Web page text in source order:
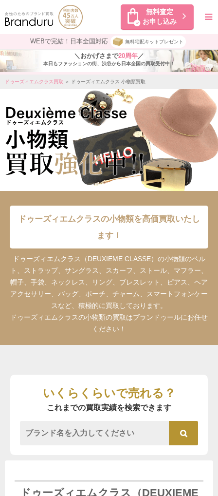
無料査定
お申し込み
WEBで完結！日本全国対応 無料宅配キットプレゼント
＼おかげさまで20周年／
本日もファッションの街、渋谷から日本全国の買取受付中！
ドゥーズィエムクラス買取 ＞ ドゥーズィエムクラス 小物類買取
ドゥーズィエムクラスの小物類を高価買取いたし
ます！
ドゥーズィエムクラス（DEUXIEME CLASSE）の小物類のベル
ト、ストラップ、サングラス、スカーフ、ストール、マフラー、
帽子、手袋、ネックレス、リング、ブレスレット、ピアス、ヘア
アクセサリー、バッグ、ポーチ、チャーム、スマートフォンケー
スなど、積極的に買取しております。
ドゥーズィエムクラスの小物類の買取はブランドゥールにお任せ
ください！
いくらくらいで売れる？
これまでの買取実績を検索できます
ドゥーズィエムクラス（DEUXIEME